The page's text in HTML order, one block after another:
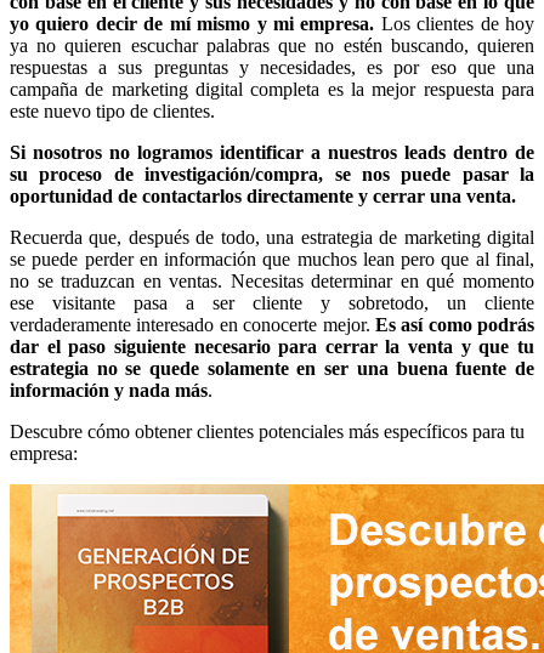
yo quiero decir de mí mismo y mi empresa. Los clientes de hoy
ya no quieren escuchar palabras que no estén buscando, quieren
respuestas a sus preguntas y necesidades, es por eso que una
campaña de marketing digital completa es la mejor respuesta para
este nuevo tipo de clientes.
Si nosotros no logramos identificar a nuestros leads dentro de
su proceso de investigación/compra, se nos puede pasar la
oportunidad de contactarlos directamente y cerrar una venta.
Recuerda que, después de todo, una estrategia de marketing digital
se puede perder en información que muchos lean pero que al final,
no se traduzcan en ventas. Necesitas determinar en qué momento
ese visitante pasa a ser cliente y sobretodo, un cliente
verdaderamente interesado en conocerte mejor. Es así como podrás
dar el paso siguiente necesario para cerrar la venta y que tu
estrategia no se quede solamente en ser una buena fuente de
información y nada más.
Descubre cómo obtener clientes potenciales más específicos para tu
empresa: